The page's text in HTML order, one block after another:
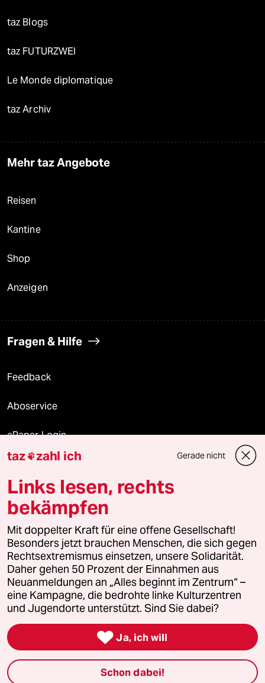
taz Blogs
taz FUTURZWEI
Le Monde diplomatique
taz Archiv
Mehr taz Angebote
Reisen
Kantine
Shop
Anzeigen
Fragen & Hilfe
Feedback
Aboservice
ePaper Login
Downloads für Abonnierende
© 2026 taz Verlags und Vertriebs GmbH
Alle Rechte vorbehalten. Bei rechtlichen Fragen oder für Genehmigungen
wenden Sie sich bitte an lizenzen@taz.de
Feedback Redaktionsstatut Kommune-Richtlinien
Leitlinie Informant Datenschutz Impressum AGB
Seitenwende Einwilligungen widerrufen (Ads)
taz zahl ich Gerade nicht
Links lesen, rechts
bekämpfen
Mit doppelter Kraft für eine offene Gesellschaft!
Besonders jetzt brauchen Menschen, die sich gegen
Rechtsextremismus einsetzen, unsere Solidarität.
Daher gehen 50 Prozent der Einnahmen aus
Neuanmeldungen an „Alles beginnt im Zentrum“ –
eine Kampagne, die bedrohte linke Kulturzentren
und Jugendorte unterstützt. Sind Sie dabei?
 Ja, ich will
Schon dabei!